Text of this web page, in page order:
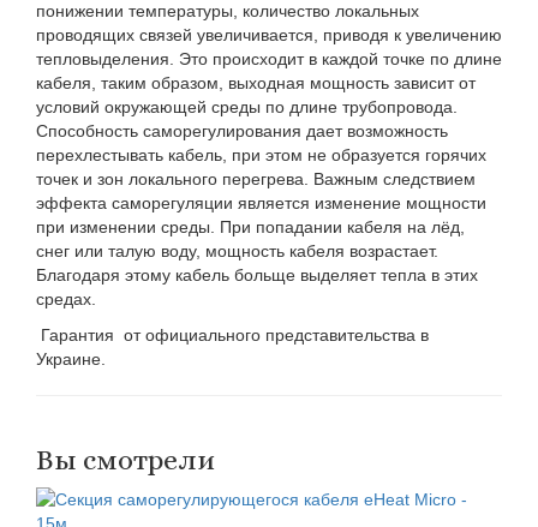
понижении температуры, количество локальных
проводящих связей увеличивается, приводя к увеличению
тепловыделения. Это происходит в каждой точке по длине
кабеля, таким образом, выходная мощность зависит от
условий окружающей среды по длине трубопровода.
Способность саморегулирования дает возможность
перехлестывать кабель, при этом не образуется горячих
точек и зон локального перегрева. Важным следствием
эффекта саморегуляции является изменение мощности
при изменении среды. При попадании кабеля на лёд,
снег или талую воду, мощность кабеля возрастает.
Благодаря этому кабель больще выделяет тепла в этих
средах.
Гарантия от официального представительства в
Украине.
Вы смотрели